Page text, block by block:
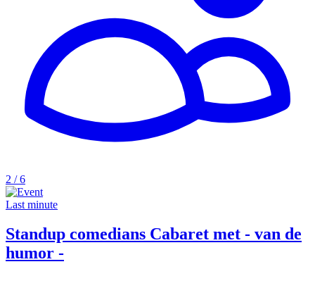
2 / 6
Last minute
Standup comedians Cabaret met - van de
humor -